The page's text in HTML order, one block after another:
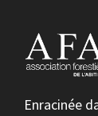
Enracinée